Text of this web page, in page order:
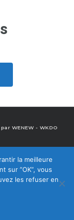
par WENEW - WKDO
la meilleure
sur ”OK”, vous
les refuser en